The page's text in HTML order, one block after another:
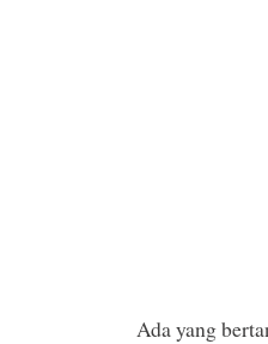
Ada yang